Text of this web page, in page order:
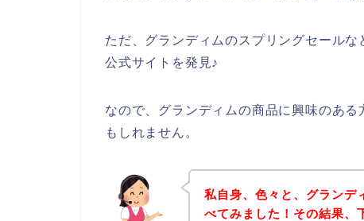
ただ、グランディムのスプリングセール
公式サイトを発見♪
なので、グランディムの商品に興味のあ
もしれません。
私自身、色々と、グランデ
べてみました！その結果、